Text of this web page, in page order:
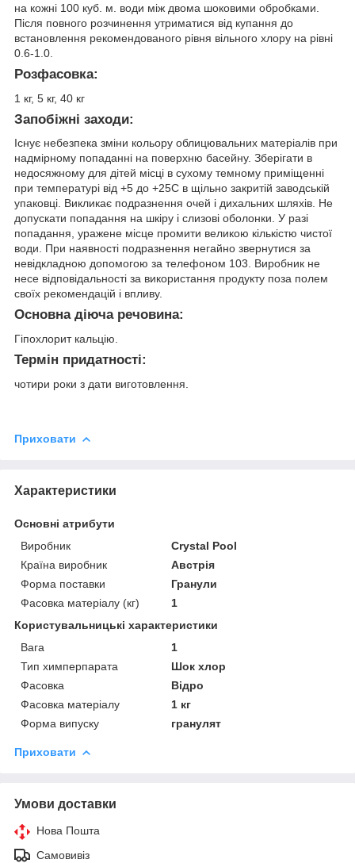
на кожні 100 куб. м. води між двома шоковими обробками.
Після повного розчинення утриматися від купання до
встановлення рекомендованого рівня вільного хлору на рівні
0.6-1.0.
Розфасовка:
1 кг, 5 кг, 40 кг
Запобіжні заходи:
Існує небезпека зміни кольору облицювальних матеріалів при
надмірному попаданні на поверхню басейну. Зберігати в
недосяжному для дітей місці в сухому темному приміщенні
при температурі від +5 до +25С в щільно закритій заводській
упаковці. Викликає подразнення очей і дихальних шляхів. Не
допускати попадання на шкіру і слизові оболонки. У разі
попадання, уражене місце промити великою кількістю чистої
води. При наявності подразнення негайно звернутися за
невідкладною допомогою за телефоном 103. Виробник не
несе відповідальності за використання продукту поза полем
своїх рекомендацій і впливу.
Основна діюча речовина:
Гіпохлорит кальцію.
Термін придатності:
чотири роки з дати виготовлення.
Приховати
Характеристики
Основні атрибути
Виробник
Crystal Pool
Країна виробник
Австрія
Форма поставки
Гранули
Фасовка матеріалу (кг)
1
Користувальницькі характеристики
Вага
1
Тип химперпарата
Шок хлор
Фасовка
Відро
Фасовка матеріалу
1 кг
Форма випуску
гранулят
Приховати
Умови доставки
Нова Пошта
Самовивіз